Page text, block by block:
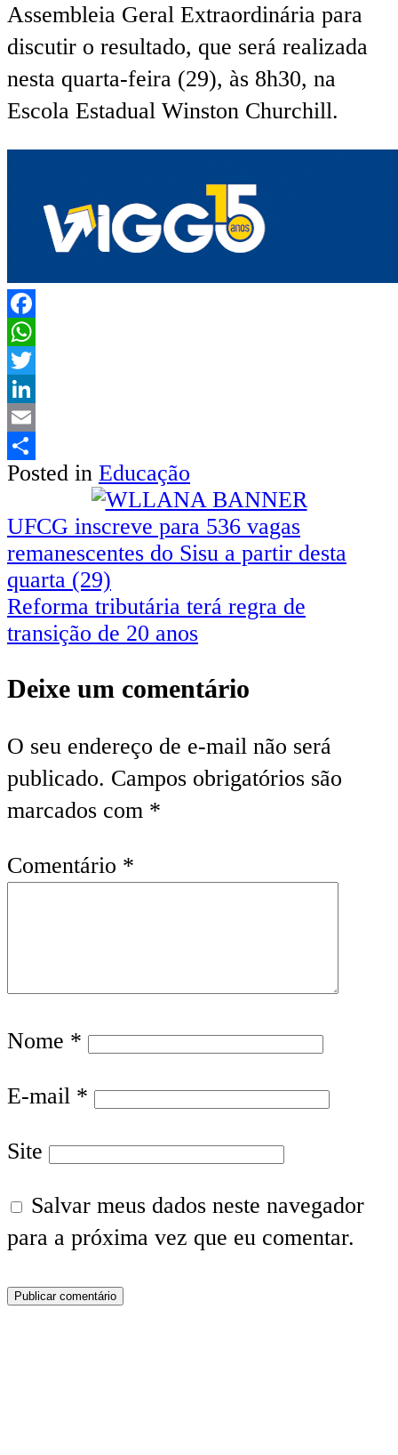
Assembleia Geral Extraordinária para
discutir o resultado, que será realizada
nesta quarta-feira (29), às 8h30, na
Escola Estadual Winston Churchill.
Facebook
WhatsApp
Twitter
LinkedIn
Email
Share
Posted in Educação
Navegação
de
Post
UFCG inscreve para 536 vagas
remanescentes do Sisu a partir desta
quarta (29)
Reforma tributária terá regra de
transição de 20 anos
Deixe um comentário
O seu endereço de e-mail não será
publicado. Campos obrigatórios são
marcados com *
Comentário *
Nome *
E-mail *
Site
Salvar meus dados neste navegador
para a próxima vez que eu comentar.